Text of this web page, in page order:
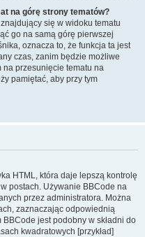
na górę strony tematów?
się w widoku tematu
go na samą górę pierwszej
oznacza to, że funkcja ta jest
czas, zanim będzie możliwe
na przesunięcie tematu na
pamiętać, aby przy tym
HTML, która daje lepszą kontrolę
postach. Używanie BBCode na
przez administratora. Można
zaznaczając odpowiednią
jest podobny w składni do
kwadratowych [przykład]